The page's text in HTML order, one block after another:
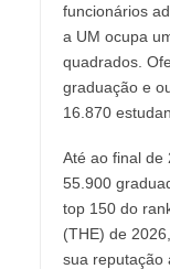
funcionários
a UM ocupa
quadrados.
graduação e
16.870
Até ao final de
55.900
top 150 do
(THE) de
sua reputação